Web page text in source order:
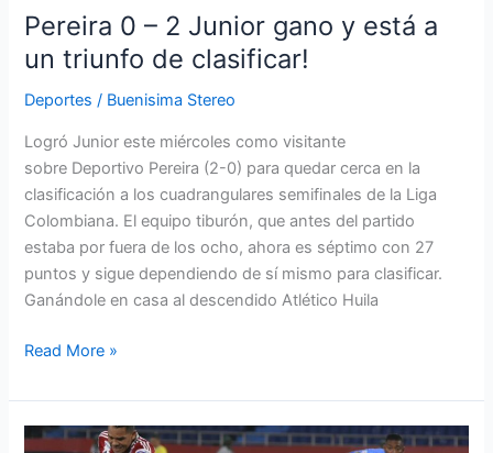
Pereira 0 – 2 Junior gano y está a
un triunfo de clasificar!
Deportes / Buenisima Stereo
Logró Junior este miércoles como visitante
sobre Deportivo Pereira (2-0) para quedar cerca en la
clasificación a los cuadrangulares semifinales de la Liga
Colombiana. El equipo tiburón, que antes del partido
estaba por fuera de los ocho, ahora es séptimo con 27
puntos y sigue dependiendo de sí mismo para clasificar.
Ganándole en casa al descendido Atlético Huila
de
clasificar!
Read More »
Clásico